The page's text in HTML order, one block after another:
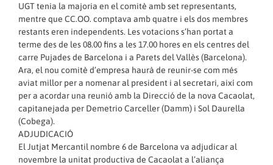
UGT tenia la majoria en el comitè amb set representants,
mentre que CC.OO. comptava amb quatre i els dos membres
restants eren independents. Les votacions s’han portat a
terme des de les 08.00 fins a les 17.00 hores en els centres del
carre Pujades de Barcelona i a Parets del Vallès (Barcelona).
Ara, el nou comitè d’empresa haurà de reunir-se com més
aviat millor per a nomenar al president i al secretari, així com
per a acordar una reunió amb la Direcció de la nova Cacaolat,
capitanejada per Demetrio Carceller (Damm) i Sol Daurella
(Cobega).
ADJUDICACIÓ
El Jutjat Mercantil nombre 6 de Barcelona va adjudicar al
novembre la unitat productiva de Cacaolat a l’aliança